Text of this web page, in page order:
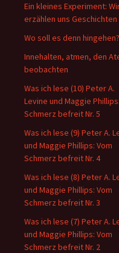
Ein kleines Experiment:
erzählen uns Geschichten
Wo soll es denn hingehen?
Innehalten, atmen, den
beobachten
Was ich lese (10) Peter A.
Levine und Maggie
Schmerz befreit Nr. 5
Was ich lese (9) Peter A.
und Maggie Phillips: Vom
Schmerz befreit Nr. 4
Was ich lese (8) Peter A.
und Maggie Phillips: Vom
Schmerz befreit Nr. 3
Was ich lese (7) Peter A.
und Maggie Phillips: Vom
Schmerz befreit Nr. 2